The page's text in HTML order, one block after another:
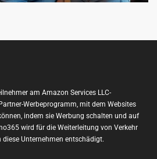
am Amazon Services LLC-
Werbeprogramm, mit dem Websites
indem sie Werbung schalten und auf
wird für die Weiterleitung von Verkehr
diese Unternehmen entschädigt.